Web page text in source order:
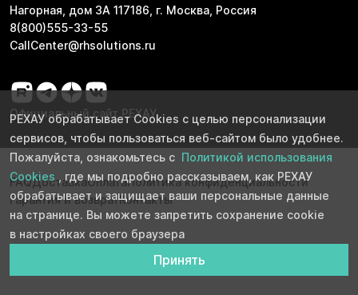
Нагорная, дом 3А 117186, г. Москва, Россия
8(800)555-33-55
CallCenter@rhsolutions.ru
Официальный сайт РЕХАУ
FAQДоставкаОплатаПолитика конфиденциальности
Гарантия и возвратКонтакты
РЕХАУ обрабатывает Cookies с целью персонализации
сервисов, чтобы пользоваться веб-сайтом было удобнее.
Пожалуйста, ознакомьтесь с Политикой использования
Cookies
, где мы подробно рассказываем, как РЕХАУ
обрабатывает и защищает ваши персональные данные
на странице. Вы можете запретить сохранение cookie
в настройках своего браузера
Принять